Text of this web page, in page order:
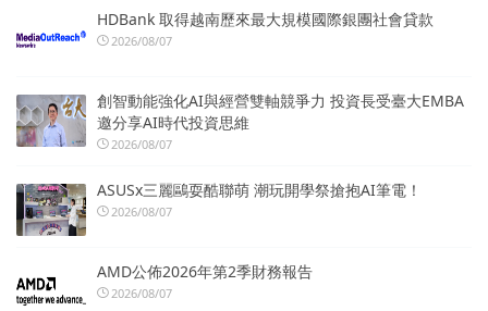
HDBank 取得越南歷來最大規模國際銀團社會貸款
2026/08/07
創智動能強化AI與經營雙軸競爭力 投資長受臺大EMBA
邀分享AI時代投資思維
2026/08/07
ASUSx三麗鷗耍酷聯萌 潮玩開學祭搶抱AI筆電！
2026/08/07
AMD公佈2026年第2季財務報告
2026/08/07